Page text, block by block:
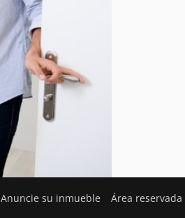
Anuncie su inmueble Área reservada